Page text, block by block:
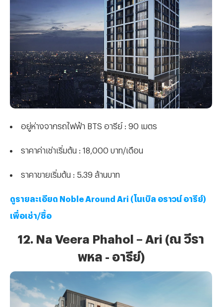
อยู่ห่างจากรถไฟฟ้า BTS อารีย์ : 90 เมตร
ราคาค่าเช่าเริ่มต้น : 18,000 บาท/เดือน
ราคาขายเริ่มต้น : 5.39 ล้านบาท
ดูรายละเอียด Noble Around Ari (โนเบิล อราวน์ อารีย์)
เพื่อเช่า/ซื้อ
12. Na Veera Phahol – Ari (ณ วีรา
พหล - อารีย์)